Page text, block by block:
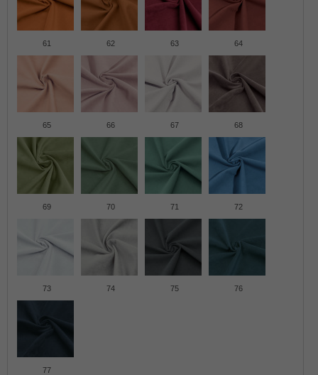
61 62 63 64
65 66 67 68
69 70 71 72
73 74 75 76
77